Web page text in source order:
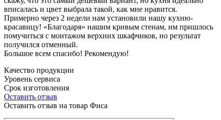
вписалась и цвет выбрала такой, как мне нравится.
Примерно через 2 недели нам установили нашу кухню-
красавицу! «Благодаря» нашим кривым стенам, им пришлось
помучиться с монтажом верхних шкафчиков, но результат
получился отменный.
Большое всем спасибо! Рекомендую!
Качество продукции
Уровень сервиса
Срок изготовления
Оставить отзыв
Оставить отзыв на товар Фиса